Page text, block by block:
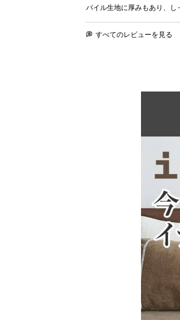
パイル生地に厚みもあり、し
すべてのレビューを見る